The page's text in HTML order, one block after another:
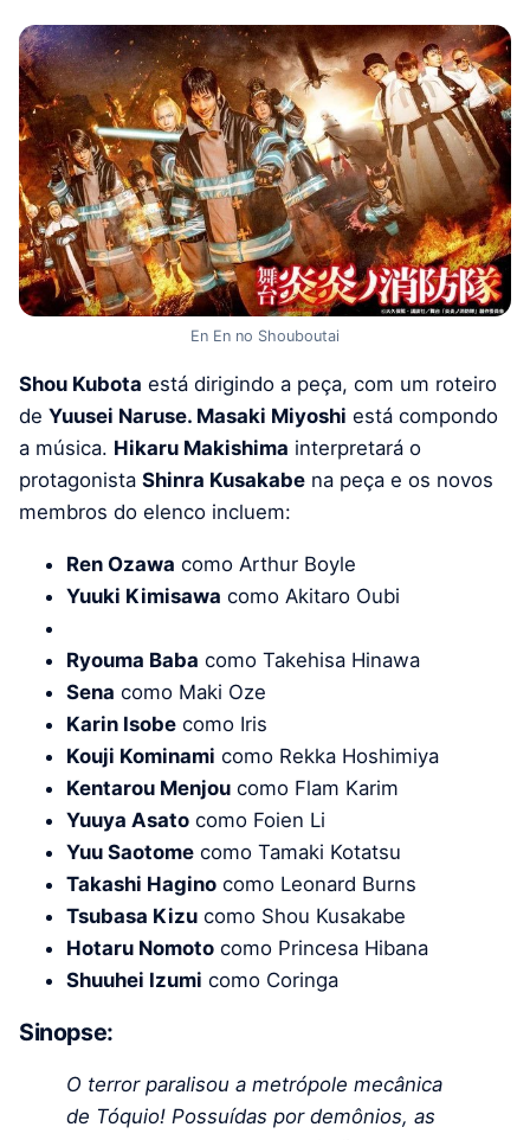
En En no Shouboutai
Shou Kubota está dirigindo a peça, com um roteiro
de Yuusei Naruse. Masaki Miyoshi está compondo
a música. Hikaru Makishima interpretará o
protagonista Shinra Kusakabe na peça e os novos
membros do elenco incluem:
Ren Ozawa como Arthur Boyle
Yuuki Kimisawa como Akitaro Oubi
Ryouma Baba como Takehisa Hinawa
Sena como Maki Oze
Karin Isobe como Iris
Kouji Kominami como Rekka Hoshimiya
Kentarou Menjou como Flam Karim
Yuuya Asato como Foien Li
Yuu Saotome como Tamaki Kotatsu
Takashi Hagino como Leonard Burns
Tsubasa Kizu como Shou Kusakabe
Hotaru Nomoto como Princesa Hibana
Shuuhei Izumi como Coringa
Sinopse:
O terror paralisou a metrópole mecânica
de Tóquio! Possuídas por demônios, as